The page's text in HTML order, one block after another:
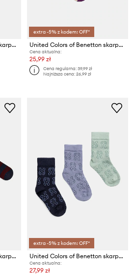
United Colors of Benetton skarpetki dziecięce
extra -5% z kodem: OFF*
United Colors of Benetton skarpetki dziecięce 2-pack
Cena aktualna:
25,99 zł
Cena regularna:39,99 zł
Najniższa cena:26,99 zł
United Colors of Benetton skarpetki dziecięce 4-pack
extra -5% z kodem: OFF*
United Colors of Benetton skarpetki niemowlęce 3-pack
Cena aktualna:
27,99 zł